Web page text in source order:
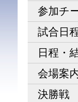
参加チ
試合日
日程・
会場案
決勝戦